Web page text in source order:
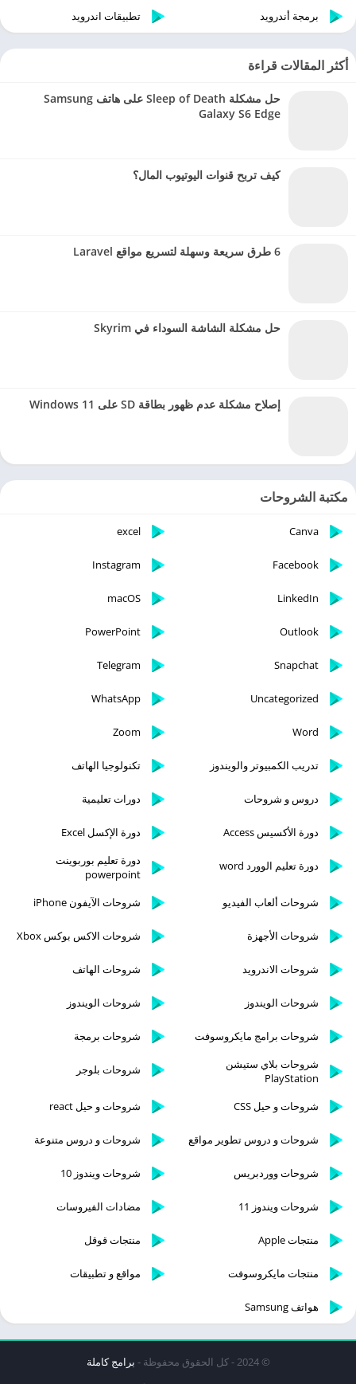
برمجة أندرويد تطبيقات اندرويد
أكثر المقالات قراءة
حل مشكلة Sleep of Death على هاتف Samsung
Galaxy S6 Edge
كيف تربح قنوات اليوتيوب المال؟
6 طرق سريعة وسهلة لتسريع مواقع Laravel
حل مشكلة الشاشة السوداء في Skyrim
إصلاح مشكلة عدم ظهور بطاقة SD على Windows 11
مكتبة الشروحات
Canva
excel
Facebook
Instagram
LinkedIn
macOS
Outlook
PowerPoint
Snapchat
Telegram
Uncategorized
WhatsApp
Word
Zoom
تدريب الكمبيوتر والويندوز تكنولوجيا الهاتف
دروس و شروحات دورات تعليمية
دورة الأكسيس Access دورة الإكسل Excel
دورة تعليم الوورد word
دورة تعليم بوربوينت
powerpoint
شروحات ألعاب الفيديو
شروحات الآيفون iPhone
شروحات الأجهزة شروحات الاكس بوكس Xbox
شروحات الاندرويد شروحات الهاتف
شروحات الويندوز شروحات الويندوز
شروحات برامج مايكروسوفت
شروحات برمجة
شروحات بلاي ستيشن
PlayStation
شروحات بلوجر
شروحات و حيل CSS شروحات و حيل react
شروحات و دروس تطوير مواقع شروحات و دروس متنوعة
شروحات ووردبريس شروحات ويندوز 10
شروحات ويندوز 11 مضادات الفيروسات
منتجات Apple منتجات قوقل
منتجات مايكروسوفت مواقع و تطبيقات
هواتف Samsung
© 2024 - كل الحقوق محفوظة - برامج كاملة